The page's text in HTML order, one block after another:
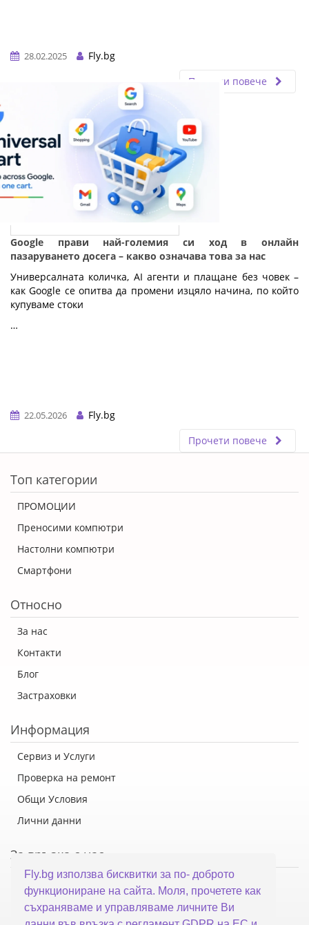
Fly.bg използва бисквитки за по- доброто
функциониране на сайта. Моля, прочетете как
съхраняваме и управляваме личните Ви
28.02.2025
Fly.bg
Прочети повече
Google прави най-големия си ход в онлайн
пазаруването досега – какво означава това за нас
Универсалната количка, AI агенти и плащане без човек –
как Google се опитва да промени изцяло начина, по който
купуваме стоки
…
22.05.2026
Fly.bg
Прочети повече
Топ категории
ПРОМОЦИИ
Преносими компютри
Настолни компютри
Смартфони
Относно
За нас
Контакти
Блог
Застраховки
Информация
Сервиз и Услуги
Проверка на ремонт
Общи Условия
Лични данни
За връзка с нас
Флай Систем ООД
гр. Варна, ул. Каймакчалан 10А